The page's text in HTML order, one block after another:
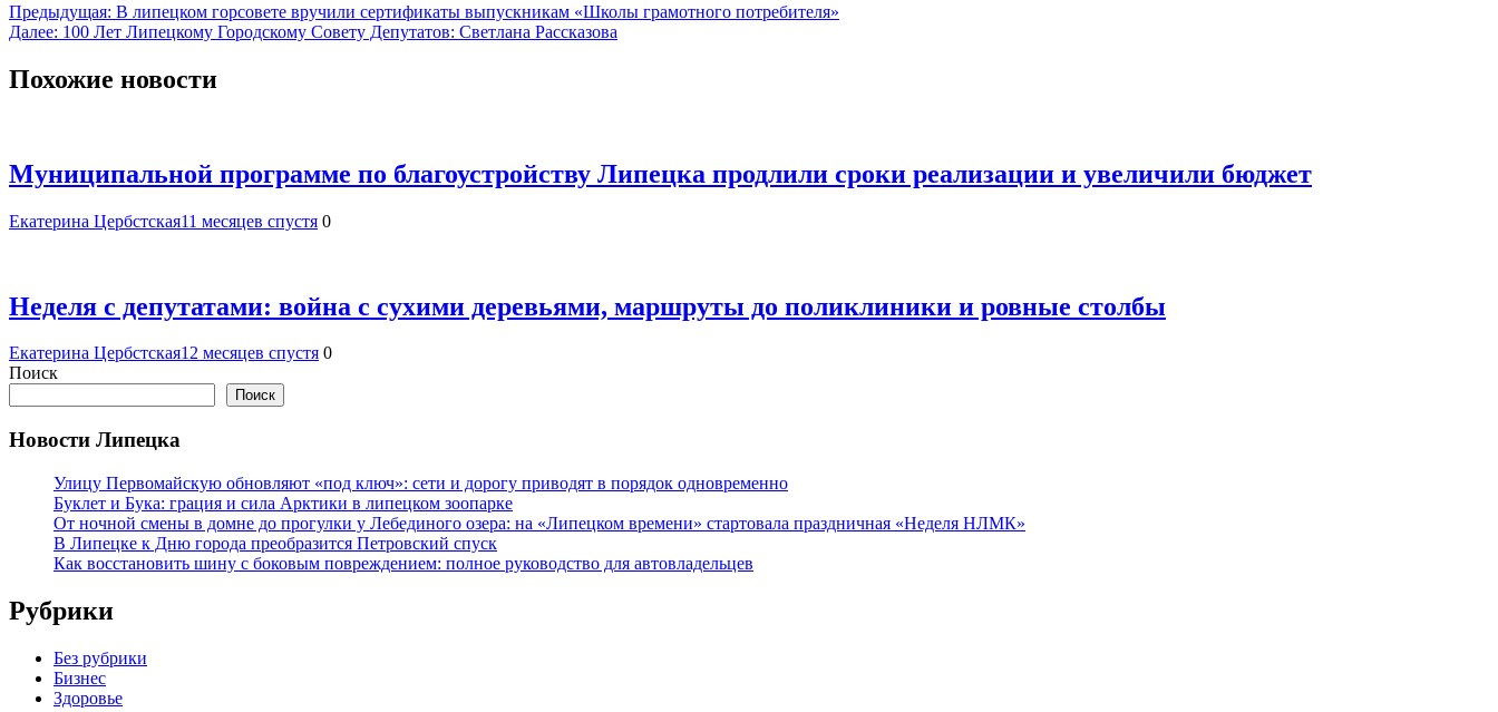
Навигация
по
записям
Предыдущая: В липецком горсовете вручили сертификаты выпускникам «Школы грамотного потребителя»
Далее: 100 Лет Липецкому Городскому Совету Депутатов: Светлана Рассказова
Похожие новости
Муниципальной программе по благоустройству Липецка продлили сроки реализации и увеличили бюджет
Екатерина Цербстская11 месяцев спустя 0
Неделя с депутатами: война с сухими деревьями, маршруты до поликлиники и ровные столбы
Екатерина Цербстская12 месяцев спустя 0
Поиск
Поиск
Новости Липецка
Улицу Первомайскую обновляют «под ключ»: сети и дорогу приводят в порядок одновременно
Буклет и Бука: грация и сила Арктики в липецком зоопарке
От ночной смены в домне до прогулки у Лебединого озера: на «Липецком времени» стартовала праздничная «Неделя НЛМК»
В Липецке к Дню города преобразится Петровский спуск
Как восстановить шину с боковым повреждением: полное руководство для автовладельцев
Рубрики
Без рубрики
Бизнес
Здоровье